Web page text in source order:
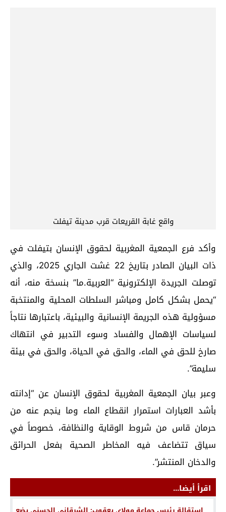
واقع غابة القريعات قرب مدينة تيفلت
وأكد فرع الجمعية المغربية لحقوق الإنسان بتيفلت في
ذات البيان الصادر بتاريخ 22 غشت الجاري 2025، والذي
توصلت الجريدة الإلكترونية “العربية.ما” بنسخة منه، أنه
“يحمل بشكل كامل ومباشر السلطات المحلية والمنتخبة
مسؤولية هذه الجريمة الإنسانية والبيئية، باعتبارها نتاجاً
لسياسات الإهمال والفساد وسوء التدبير في انتهاك
صارخ للحق في الماء، والحق في الحياة، والحق في بيئة
سليمة”.
وعبر بيان الجمعية المغربية لحقوق الإنسان عن “إدانته
بأشد العبارات استمرار انقطاع الماء وما ينجم عنه من
حرمان قاس من شروط الوقاية والنظافة، خصوصاً في
سياق تتضاعف فيه المخاطر الصحية بفعل الحرائق
والدخان المنتشر”.
اقرأ أيضا...